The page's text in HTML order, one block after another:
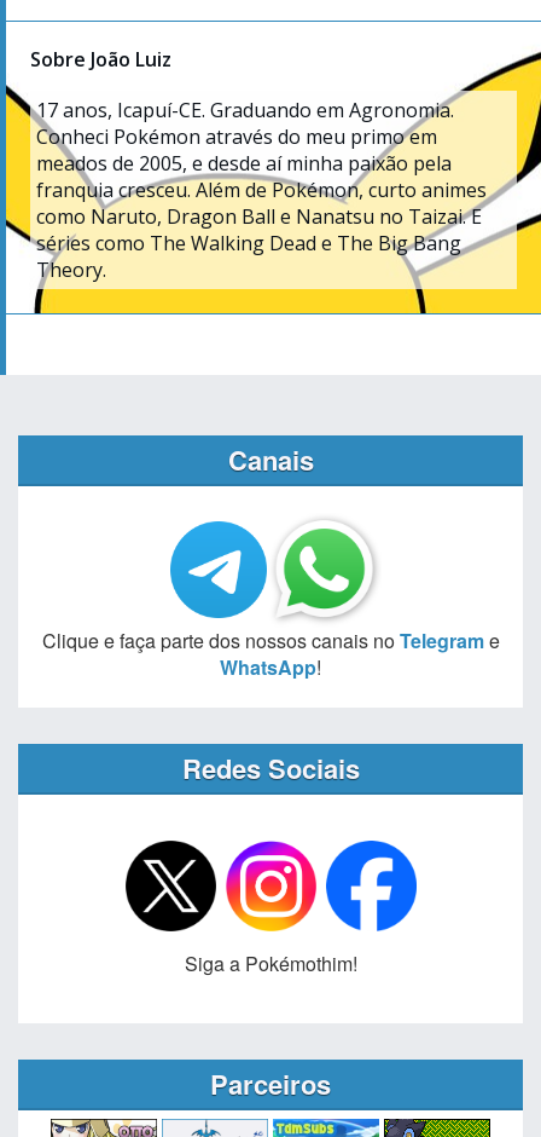
Sobre João Luiz
17anos, Icapuí-CE. Graduando em Agronomia.
Conheci Pokémon através do meu primo em
meados de 2005, e desde aí minha paixão pela
franquia cresceu. Além de Pokémon, curto animes
como Naruto, Dragon Ball e Nanatsu no Taizai. E
séries como The Walking Dead e The Big Bang
Theory.
Canais
Clique e faça parte dos nossos canais noTelegrame
WhatsApp!
Redes Sociais
Siga a Pokémothim!
Parceiros